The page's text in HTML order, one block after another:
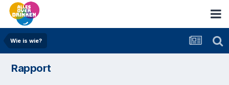
Wie is wie?
Rapport